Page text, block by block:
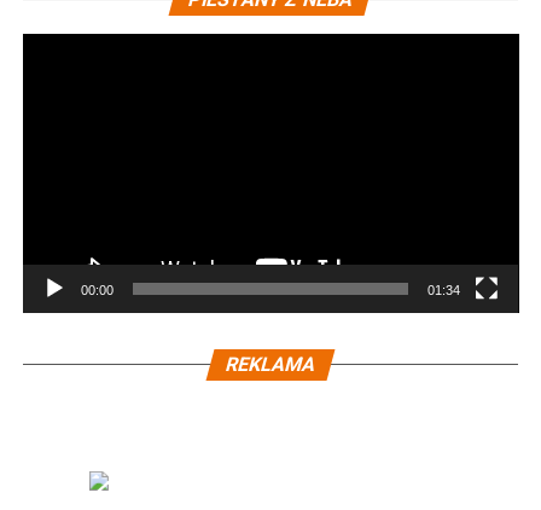
00:00 01:34
REKLAMA